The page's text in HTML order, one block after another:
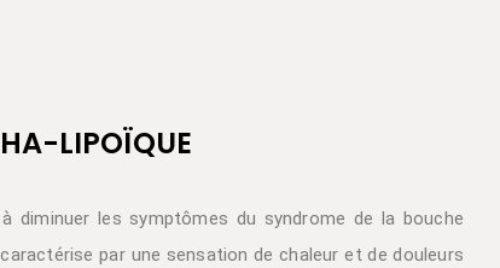
LIPOÏQUE
à diminuer les symptômes du syndrome de la bouche
par une sensation de chaleur et de douleurs